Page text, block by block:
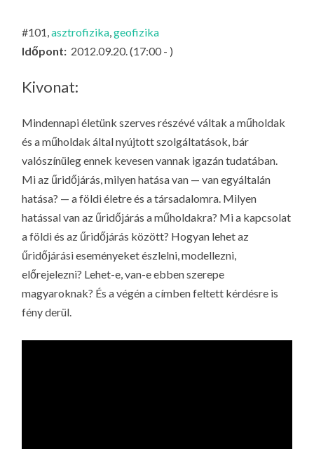
#101,asztrofizika,geofizika
Időpont: 2012.09.20. (17:00 - )
Kivonat:
Mindennapi életünk szerves részévé váltak a műholdak
és a műholdak által nyújtott szolgáltatások, bár
valószínüleg ennek kevesen vannak igazán tudatában.
Mi az űridőjárás, milyen hatása van — van egyáltalán
hatása? — a földi életre és a társadalomra. Milyen
hatással van az űridőjárás a műholdakra? Mi a kapcsolat
a földi és az űridőjárás között? Hogyan lehet az
űridőjárási eseményeket észlelni, modellezni,
előrejelezni? Lehet-e, van-e ebben szerepe
magyaroknak? És a végén a címben feltett kérdésre is
fény derül.